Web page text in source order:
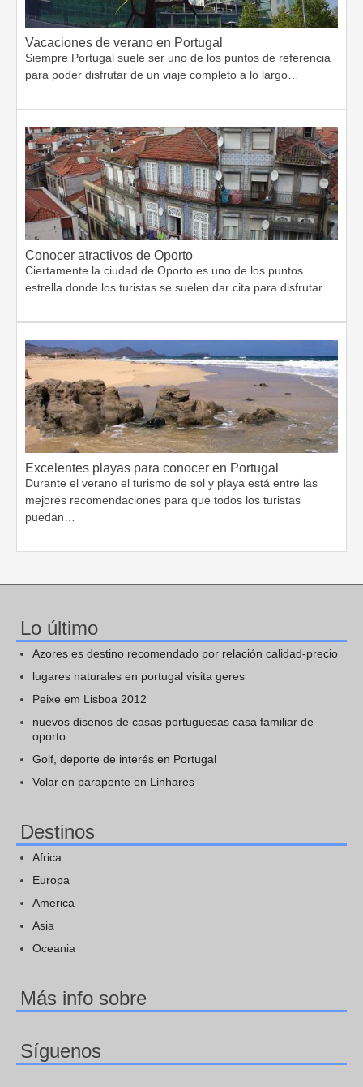
Vacaciones de verano en Portugal
Siempre Portugal suele ser uno de los puntos de referencia
para poder disfrutar de un viaje completo a lo largo…
Conocer atractivos de Oporto
Ciertamente la ciudad de Oporto es uno de los puntos
estrella donde los turistas se suelen dar cita para disfrutar…
Excelentes playas para conocer en Portugal
Durante el verano el turismo de sol y playa está entre las
mejores recomendaciones para que todos los turistas
puedan…
Lo último
Azores es destino recomendado por relación calidad-precio
lugares naturales en portugal visita geres
Peixe em Lisboa 2012
nuevos disenos de casas portuguesas casa familiar de
oporto
Golf, deporte de interés en Portugal
Volar en parapente en Linhares
Destinos
Africa
Europa
America
Asia
Oceania
Más info sobre
Síguenos